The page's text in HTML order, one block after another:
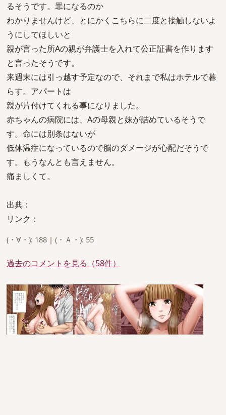
るそうです。罪になるのか
わかりませんけど、とにかくこちらに二度と接触しないよ
うにしてほしいと
親が言った所Aの親が弁護士を入れて公正証書を作ります
と言ったそうです。
来週末には引っ越す予定なので、それまで私はホテルで暮
らす。アパートは
親が片付けてくれる事になりました。
赤ちゃんの病院には、Aの母親と妹が詰めているそうで
す。命には別条はないが
低体温症になっているので脳のダメージが心配だそうで
す。もうなんとも言えません。
痛ましくて。
出典：
リンク：
(・∀・): 188 | (・Ａ・): 55
過去のコメントを見る（58件）